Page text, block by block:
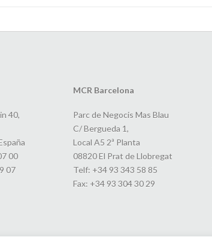
40,
00
07
MCR Barcelona
Parc de Negocis Mas Blau
C/ Bergueda 1,
Local A5 2ª Planta
08820 El Prat de Llobregat
Telf: +34 93 343 58 85
Fax: +34 93 304 30 29